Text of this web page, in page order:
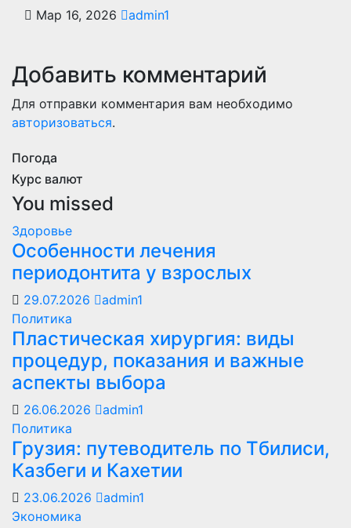
Мар 16, 2026 admin1
Добавить комментарий
Для отправки комментария вам необходимо
авторизоваться.
Погода
Курс валют
You missed
Здоровье
Особенности лечения
периодонтита у взрослых
29.07.2026
admin1
Политика
Пластическая хирургия: виды
процедур, показания и важные
аспекты выбора
26.06.2026
admin1
Политика
Грузия: путеводитель по Тбилиси,
Казбеги и Кахетии
23.06.2026
admin1
Экономика